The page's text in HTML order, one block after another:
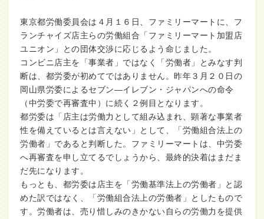
東京都労働委員会は４月１６日、ファミリーマートに、フ
ランチャイズ店主らの労働組合「ファミリーマート加盟店
ユニオン」との団体交渉に応じるよう命じました。
コンビニ店主を「事業者」ではなく「労働者」とみなす判
断は、都労委が初めてではありません。昨年３月２０日の
岡山県労委によるセブン―イレブン・ジャパンへの命令
（中労委で再審査中）に続く２例目となります。
都労委は「店主は労働力として組み込まれ、顕著な事業者
性を備えているとは言えない」として、「労働組合法上の
労働者」であると判断した。ファミリーマートは、中労委
へ再審査を申し立てるでしょうから、最終的決着はまだま
だ先になります。
もっとも、都労委は店主を「労働基準法上の労働者」と認
めた訳ではなく、「労働組合法上の労働者」としたもので
す。労働者は、売り惜しみのきかない自らの労働力を提供